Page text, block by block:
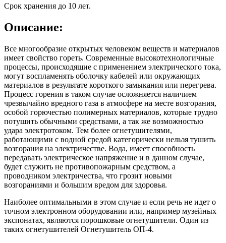
Срок хранения до 10 лет.
Описание:
Все многообразие открытых человеком веществ и материалов
имеет свойство гореть. Современные высокотехнологичные
процессы, происходящие с применением электрического тока,
могут воспламенять оболочку кабелей или окружающих
материалов в результате короткого замыкания или перегрева.
Процесс горения в таком случае осложняется наличием
чрезвычайно вредного газа в атмосфере на месте возгорания,
особой горючестью полимерных материалов, которые трудно
потушить обычными средствами, а так же возможностью
удара электротоком. Тем более огнетушителями,
работающими с водной средой категорически нельзя тушить
возгорания на электричестве. Вода, имеет способность
передавать электрическое напряжение и в данном случае,
будет служить не противопожарным средством, а
проводником электричества, что грозит новыми
возгораниями и большим вредом для здоровья.
Наиболее оптимальными в этом случае и если речь не идет о
точном электронном оборудовании или, например музейных
экспонатах, являются порошковые огнетушители. Один из
таких огнетушителей Огнетушитель ОП-4.